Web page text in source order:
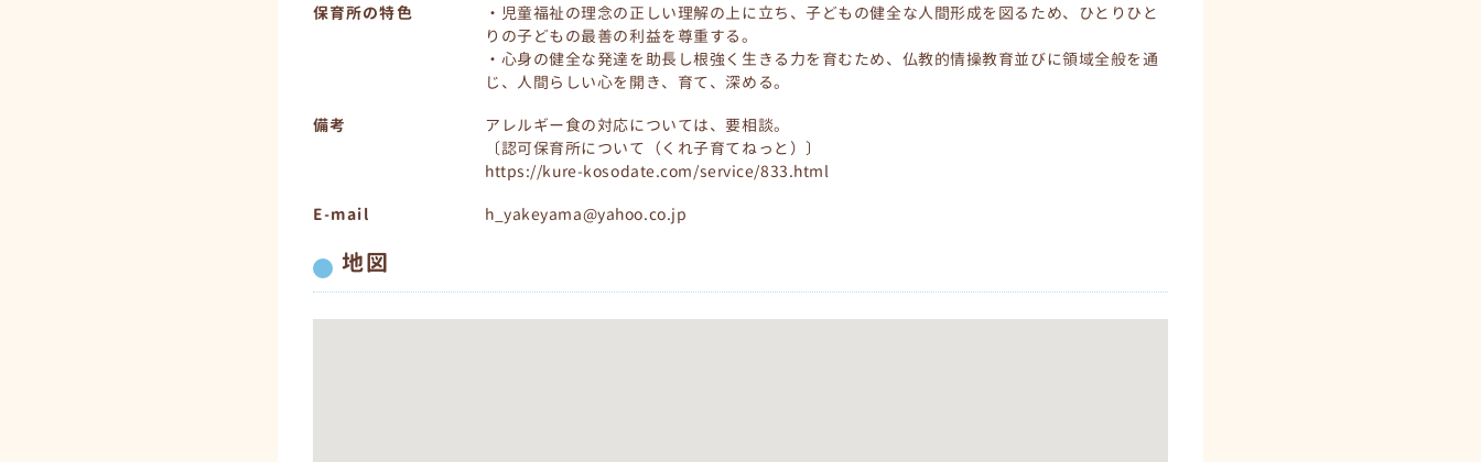
保育所の特色
・児童福祉の理念の正しい理解の上に立ち、子どもの健全な人間形成を図るため、ひとりひと
りの子どもの最善の利益を尊重する。
・心身の健全な発達を助長し根強く生きる力を育むため、仏教的情操教育並びに領域全般を通
じ、人間らしい心を開き、育て、深める。
備考
アレルギー食の対応については、要相談。
〔認可保育所について（くれ子育てねっと）〕
https://kure-kosodate.com/service/833.html
E-mail h_yakeyama@yahoo.co.jp
地図